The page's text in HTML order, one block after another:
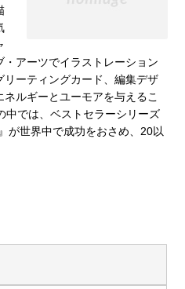
アーツでイラストレーション
ーティングカード、編集デザ
ルギーとユーモアを与えるこ
中では、ベストセラーシリーズ
が世界中で成功をおさめ、20以